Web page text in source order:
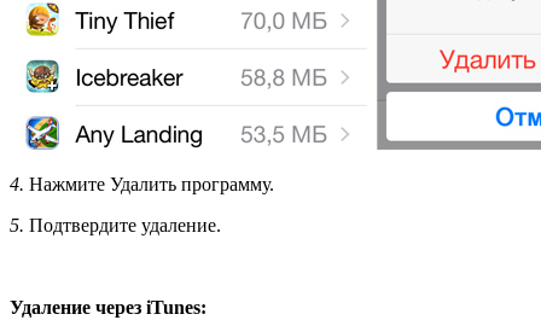
4. Нажмите Удалить программу.
5. Подтвердите удаление.
Удаление через iTunes: